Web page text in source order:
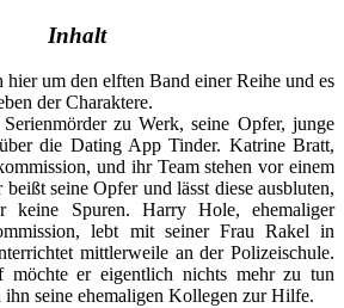
Inhalt
hier um den elften Band einer Reihe und es
der Charaktere.
zu Werk, seine Opfer, junge
die Dating App Tinder. Katrine Bratt,
und ihr Team stehen vor einem
seine Opfer und lässt diese ausbluten,
keine Spuren. Harry Hole, ehemaliger
lebt mit seiner Frau Rakel in
mittlerweile an der Polizeischule.
möchte er eigentlich nichts mehr zu tun
seine ehemaligen Kollegen zur Hilfe.